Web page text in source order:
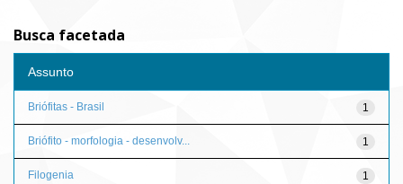
Busca facetada
Assunto
1
Briófitas - Brasil
1
Briófito - morfologia - desenvolv...
1
Filogenia